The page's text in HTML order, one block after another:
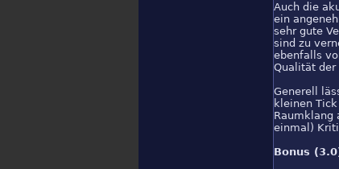
Auch die
ein
sehr gute
sind zu
ebenfalls
Qualität der
Generell
kleinen
Raumklang
einmal)
Bonus